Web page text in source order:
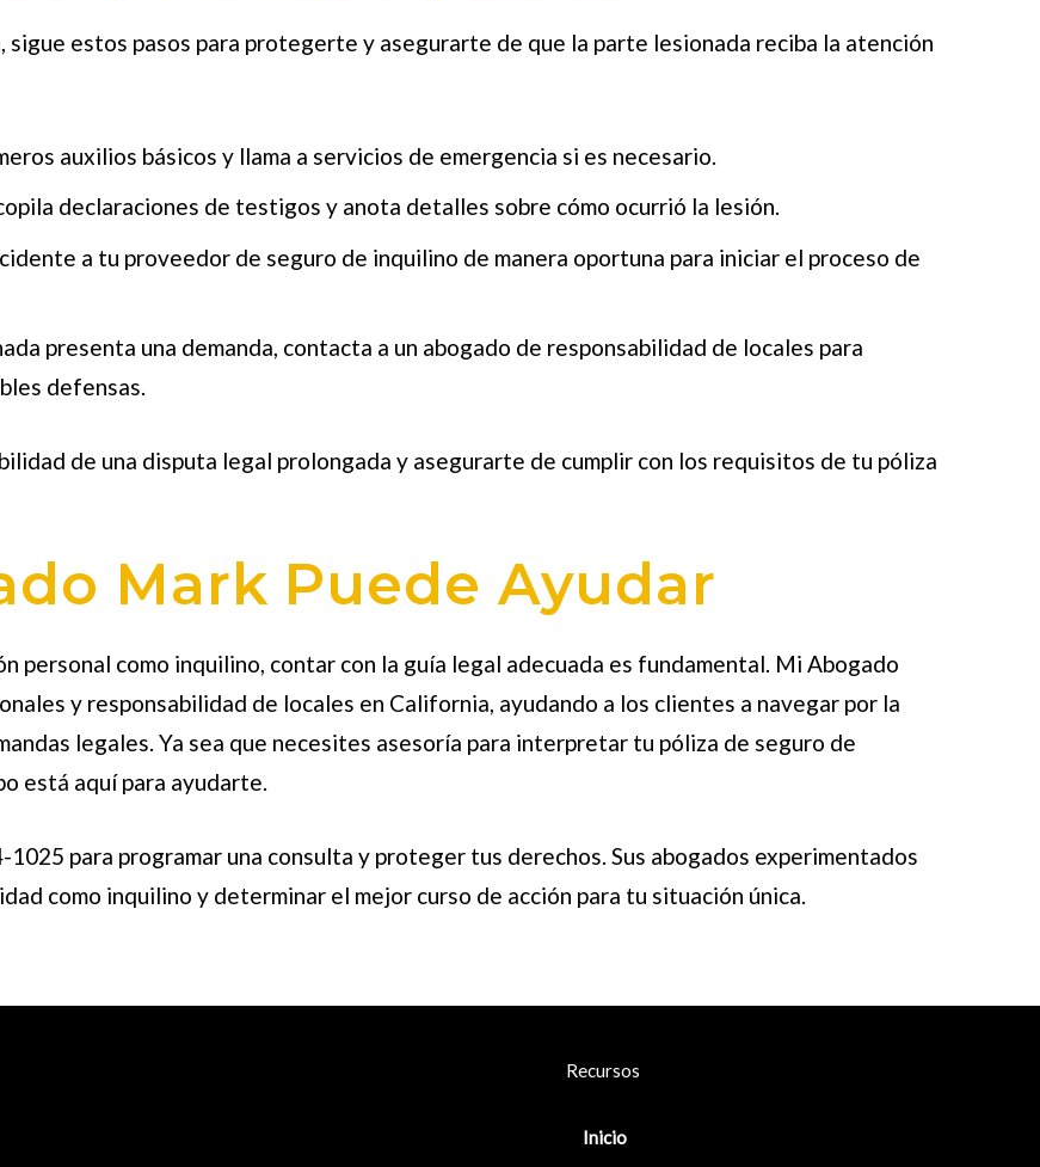
sigue estos pasos para protegerte y asegurarte de que la parte lesionada reciba la atención
auxilios básicos y llama a servicios de emergencia si es necesario.
declaraciones de testigos y anota detalles sobre cómo ocurrió la lesión.
a tu proveedor de seguro de inquilino de manera oportuna para iniciar el proceso de
presenta una demanda, contacta a un abogado de responsabilidad de locales para
defensas.
de una disputa legal prolongada y asegurarte de cumplir con los requisitos de tu póliza
Mark Puede Ayudar
personal como inquilino, contar con la guía legal adecuada es fundamental. Mi Abogado
y responsabilidad de locales en California, ayudando a los clientes a navegar por la
legales. Ya sea que necesites asesoría para interpretar tu póliza de seguro de
está aquí para ayudarte.
1025 para programar una consulta y proteger tus derechos. Sus abogados experimentados
como inquilino y determinar el mejor curso de acción para tu situación única.
Recursos
Inicio